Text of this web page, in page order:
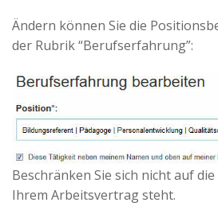
Ändern können Sie die
der Rubrik “Berufserfahrung”:
Beschränken Sie sich nicht auf
Ihrem Arbeitsvertrag steht.